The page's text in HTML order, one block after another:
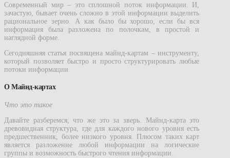
Современный мир – это сплошной поток информации. И,
зачастую, бывает очень сложно в этой информации выделить
рациональное зерно. А как было бы хорошо, если бы вся
информация была разложена по полочкам, в простой и
наглядной форме.
Сегодняшняя статья посвящена майнд-картам – инструменту,
который позволяет быстро и просто структурировать любые
потоки информации
О Майнд-картах
Что это такое
Давайте разберемся, что же это за зверь. Майнд-карта это
древовидная структура, где для каждого нового уровня есть
предшественник, более низкого уровня. Плюсом таких карт
является разложение любой информации на логические
группы и возможность быстрого чтения информации.